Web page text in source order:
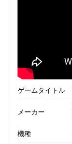
ゲームタイトル
メーカー
機種